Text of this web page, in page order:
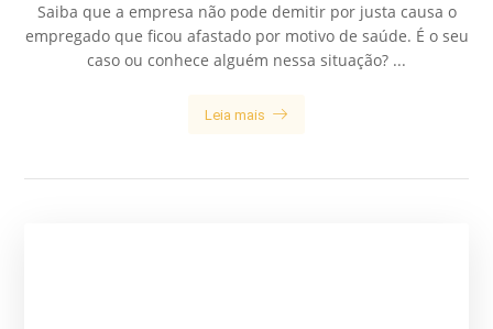
Saiba que a empresa não pode demitir por justa causa o
empregado que ficou afastado por motivo de saúde. É o seu
caso ou conhece alguém nessa situação? ...
Leia mais